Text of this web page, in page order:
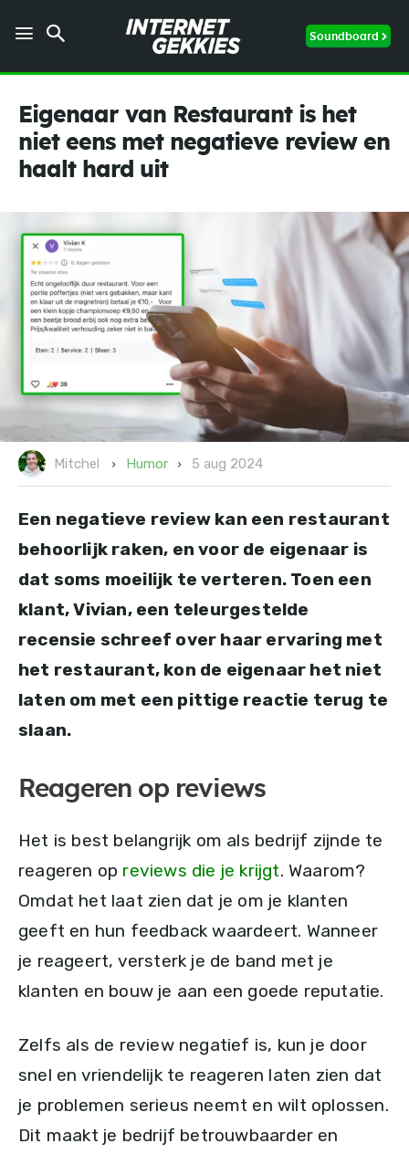
Soundboard
Eigenaar van Restaurant is het
niet eens met negatieve review en
haalt hard uit
Mitchel Humor 5 aug 2024
Een negatieve review kan een restaurant
behoorlijk raken, en voor de eigenaar is
dat soms moeilijk te verteren. Toen een
klant, Vivian, een teleurgestelde
recensie schreef over haar ervaring met
het restaurant, kon de eigenaar het niet
laten om met een pittige reactie terug te
slaan.
Reageren op reviews
Het is best belangrijk om als bedrijf zijnde te
reageren op reviews die je krijgt. Waarom?
Omdat het laat zien dat je om je klanten
geeft en hun feedback waardeert. Wanneer
je reageert, versterk je de band met je
klanten en bouw je aan een goede reputatie.
Zelfs als de review negatief is, kun je door
snel en vriendelijk te reageren laten zien dat
je problemen serieus neemt en wilt oplossen.
Dit maakt je bedrijf betrouwbaarder en